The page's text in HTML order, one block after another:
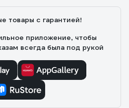
товары с гарантией!
приложение, чтобы
всегда была под рукой